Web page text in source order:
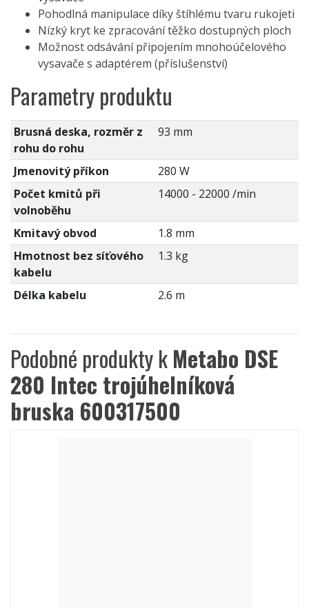
Pohodlná manipulace díky štíhlému tvaru rukojeti
Nízký kryt ke zpracování těžko dostupných ploch
Možnost odsávání připojením mnohoúčelového
vysavače s adaptérem (příslušenství)
Parametry produktu
Brusná deska, rozměr z
rohu do rohu
93 mm
Jmenovitý příkon
280 W
Počet kmitů při
volnoběhu
14000 - 22000 /min
Kmitavý obvod
1.8 mm
Hmotnost bez síťového
kabelu
1.3 kg
Délka kabelu 2.6 m
Podobné produkty kMetabo DSE
280 Intec trojúhelníková
bruska 600317500